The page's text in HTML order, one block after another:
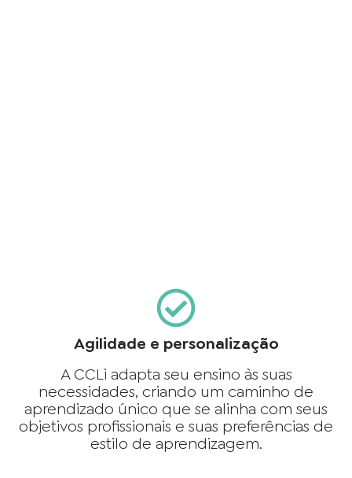
Agilidade e personalização
A CCLi adapta seu ensino às suas
necessidades, criando um caminho de
aprendizado único que se alinha com seus
objetivos profissionais e suas preferências de
estilo de aprendizagem.